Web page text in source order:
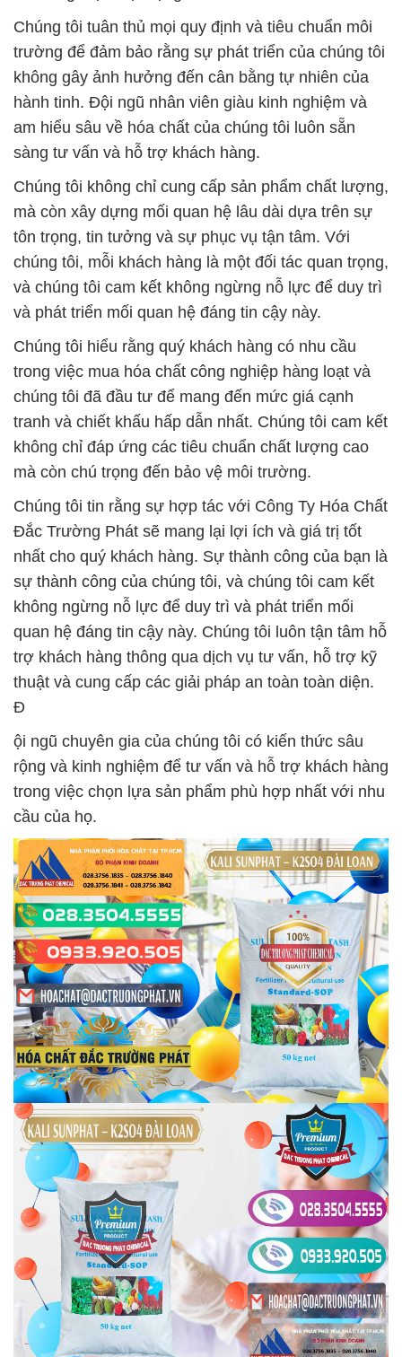
Chúng tôi tuân thủ mọi quy định và tiêu chuẩn môi
trường để đảm bảo rằng sự phát triển của chúng tôi
không gây ảnh hưởng đến cân bằng tự nhiên của
hành tinh. Đội ngũ nhân viên giàu kinh nghiệm và
am hiểu sâu về hóa chất của chúng tôi luôn sẵn
sàng tư vấn và hỗ trợ khách hàng.
Chúng tôi không chỉ cung cấp sản phẩm chất lượng,
mà còn xây dựng mối quan hệ lâu dài dựa trên sự
tôn trọng, tin tưởng và sự phục vụ tận tâm. Với
chúng tôi, mỗi khách hàng là một đối tác quan trọng,
và chúng tôi cam kết không ngừng nỗ lực để duy trì
và phát triển mối quan hệ đáng tin cậy này.
Chúng tôi hiểu rằng quý khách hàng có nhu cầu
trong việc mua hóa chất công nghiệp hàng loạt và
chúng tôi đã đầu tư để mang đến mức giá cạnh
tranh và chiết khấu hấp dẫn nhất. Chúng tôi cam kết
không chỉ đáp ứng các tiêu chuẩn chất lượng cao
mà còn chú trọng đến bảo vệ môi trường.
Chúng tôi tin rằng sự hợp tác với Công Ty Hóa Chất
Đắc Trường Phát sẽ mang lại lợi ích và giá trị tốt
nhất cho quý khách hàng. Sự thành công của bạn là
sự thành công của chúng tôi, và chúng tôi cam kết
không ngừng nỗ lực để duy trì và phát triển mối
quan hệ đáng tin cậy này. Chúng tôi luôn tận tâm hỗ
trợ khách hàng thông qua dịch vụ tư vấn, hỗ trợ kỹ
thuật và cung cấp các giải pháp an toàn toàn diện.
Đ
ội ngũ chuyên gia của chúng tôi có kiến thức sâu
rộng và kinh nghiệm để tư vấn và hỗ trợ khách hàng
trong việc chọn lựa sản phẩm phù hợp nhất với nhu
cầu của họ.